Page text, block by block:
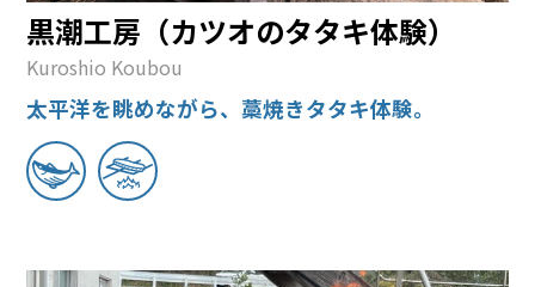
黒潮工房（カツオのタタキ体験）
Kuroshio Koubou
太平洋を眺めながら、藁焼きタタキ体験。